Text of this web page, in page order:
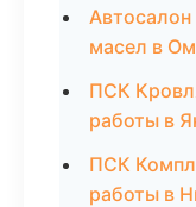
масел в
ПСК
работы в
ПСК
работы в